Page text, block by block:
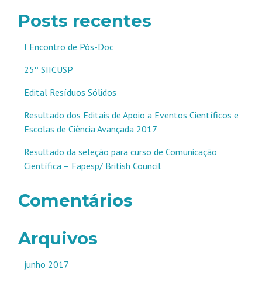
Posts recentes
I Encontro de Pós-Doc
25º SIICUSP
Edital Resíduos Sólidos
Resultado dos Editais de Apoio a Eventos Científicos e
Escolas de Ciência Avançada 2017
Resultado da seleção para curso de Comunicação
Científica – Fapesp/ British Council
Comentários
Arquivos
junho 2017